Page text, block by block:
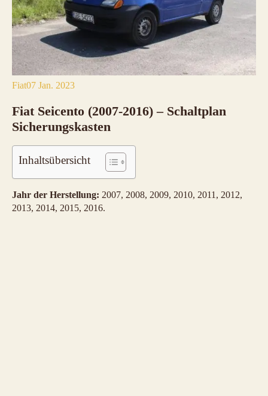
Fiat07 Jan. 2023
Fiat Seicento (2007-2016) – Schaltplan
Sicherungskasten
Inhaltsübersicht
Jahr der Herstellung: 2007, 2008, 2009, 2010, 2011, 2012,
2013, 2014, 2015, 2016.